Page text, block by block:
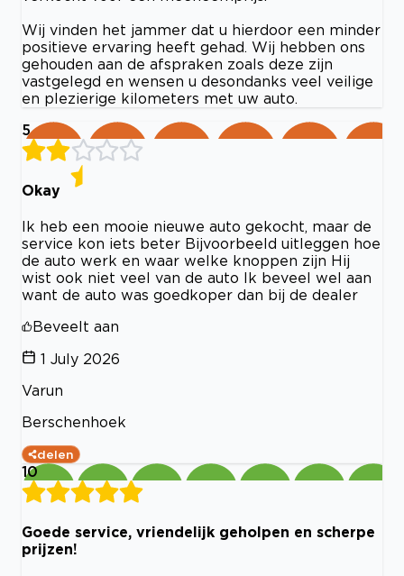
Wij vinden het jammer dat u hierdoor een minder
positieve ervaring heeft gehad. Wij hebben ons
gehouden aan de afspraken zoals deze zijn
vastgelegd en wensen u desondanks veel veilige
en plezierige kilometers met uw auto.
5
Okay
Ik heb een mooie nieuwe auto gekocht, maar de
service kon iets beter Bijvoorbeeld uitleggen hoe
de auto werk en waar welke knoppen zijn Hij
wist ook niet veel van de auto Ik beveel wel aan
want de auto was goedkoper dan bij de dealer
Beveelt aan
1 July 2026
Varun
Berschenhoek
delen
10
Goede service, vriendelijk geholpen en scherpe
prijzen!